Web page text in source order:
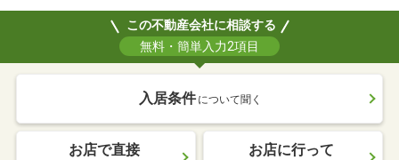
この不動産会社に相談する
無料・簡単入力2項目
入居条件 について聞く
お店で直接 お店に行って